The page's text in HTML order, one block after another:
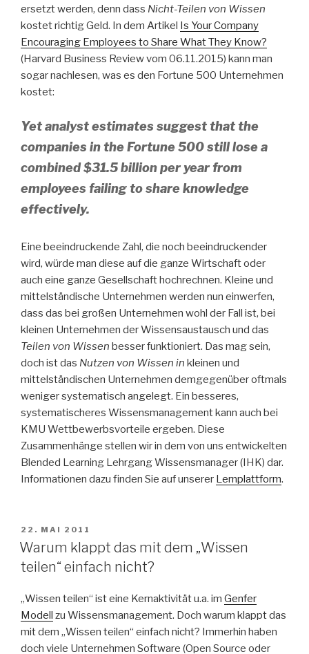
ersetzt werden, denn dass Nicht-Teilen von Wissen
kostet richtig Geld. In dem Artikel Is Your Company
Encouraging Employees to Share What They Know?
(Harvard Business Review vom 06.11.2015) kann man
sogar nachlesen, was es den Fortune 500 Unternehmen
kostet:
Yet analyst estimates suggest that the
companies in theFortune500 still lose a
combined $31.5 billion per year from
employees failing to share knowledge
effectively.
Eine beeindruckende Zahl, die noch beeindruckender
wird, würde man diese auf die ganze Wirtschaft oder
auch eine ganze Gesellschaft hochrechnen. Kleine und
mittelständische Unternehmen werden nun einwerfen,
dass das bei großen Unternehmen wohl der Fall ist, bei
kleinen Unternehmen der Wissensaustausch und das
Teilen von Wissen besser funktioniert. Das mag sein,
doch ist das Nutzen von Wissen in kleinen und
mittelständischen Unternehmen demgegenüber oftmals
weniger systematisch angelegt. Ein besseres,
systematischeres Wissensmanagement kann auch bei
KMU Wettbewerbsvorteile ergeben. Diese
Zusammenhänge stellen wir in dem von uns entwickelten
Blended Learning Lehrgang Wissensmanager (IHK) dar.
Informationen dazu finden Sie auf unserer Lernplattform.
VERÖFFENTLICHT
AM
22. MAI 2011
Warum klappt das mit dem „Wissen
teilen“ einfach nicht?
„Wissen teilen“ ist eine Kernaktivität u.a. im Genfer
Modell zu Wissensmanagement. Doch warum klappt das
mit dem „Wissen teilen“ einfach nicht? Immerhin haben
doch viele Unternehmen Software (Open Source oder